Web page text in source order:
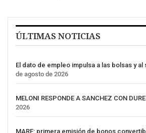
ÚLTIMAS NOTICIAS
El dato de empleo impulsa a las bolsas y
de agosto de 2026
MELONI RESPONDE A SANCHEZ CON
2026
MARF: primera emisión de bonos